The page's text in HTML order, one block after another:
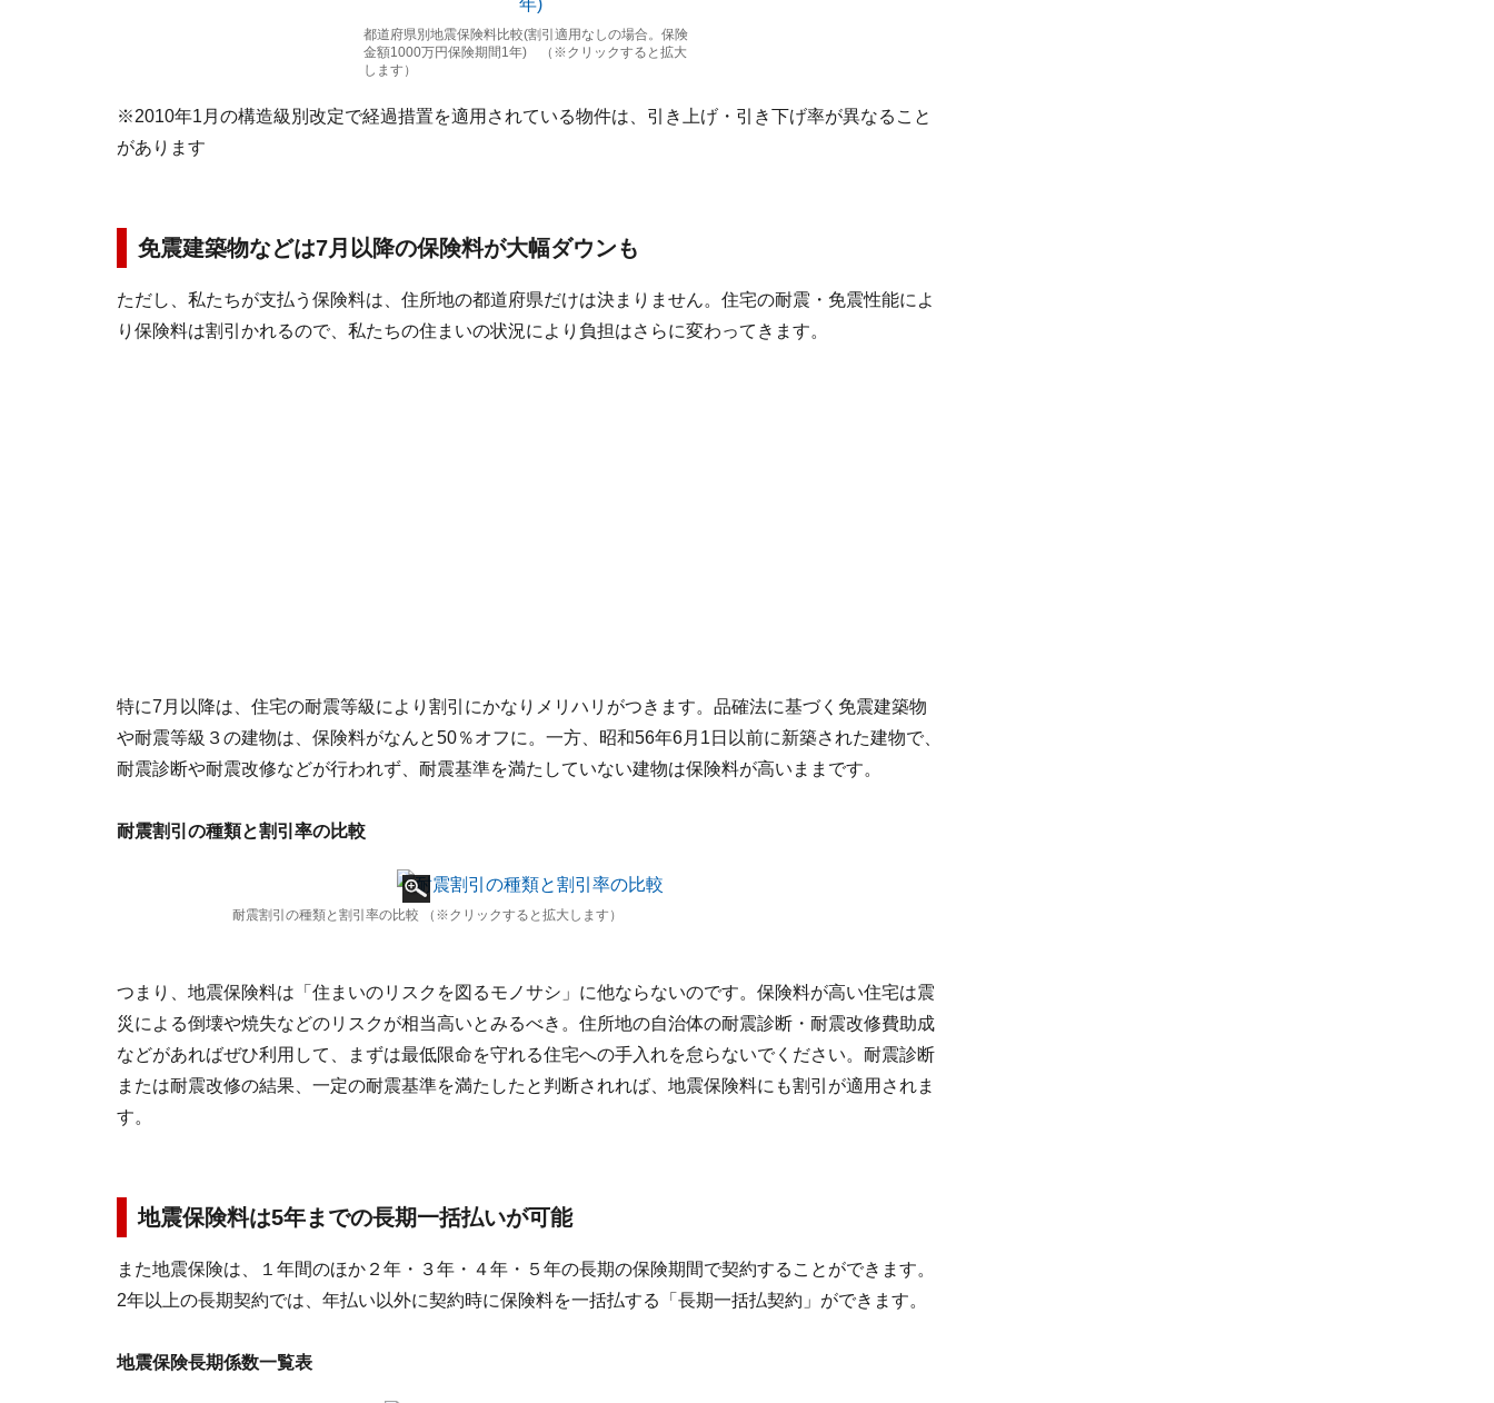
都道府県別地震保険料比較(割引適用なしの場合。保険
金額1000万円保険期間1年) （※クリックすると拡大
します）
※2010年1月の構造級別改定で経過措置を適用されている物件は、引き上げ・引き下げ率が異なること
があります
免震建築物などは7月以降の保険料が大幅ダウンも
ただし、私たちが支払う保険料は、住所地の都道府県だけは決まりません。住宅の耐震・免震性能によ
り保険料は割引かれるので、私たちの住まいの状況により負担はさらに変わってきます。
特に7月以降は、住宅の耐震等級により割引にかなりメリハリがつきます。品確法に基づく免震建築物
や耐震等級３の建物は、保険料がなんと50％オフに。一方、昭和56年6月1日以前に新築された建物で、
耐震診断や耐震改修などが行われず、耐震基準を満たしていない建物は保険料が高いままです。
耐震割引の種類と割引率の比較
耐震割引の種類と割引率の比較 （※クリックすると拡大します）
つまり、地震保険料は「住まいのリスクを図るモノサシ」に他ならないのです。保険料が高い住宅は震
災による倒壊や焼失などのリスクが相当高いとみるべき。住所地の自治体の耐震診断・耐震改修費助成
などがあればぜひ利用して、まずは最低限命を守れる住宅への手入れを怠らないでください。耐震診断
または耐震改修の結果、一定の耐震基準を満たしたと判断されれば、地震保険料にも割引が適用されま
す。
地震保険料は5年までの長期一括払いが可能
また地震保険は、１年間のほか２年・３年・４年・５年の長期の保険期間で契約することができます。
2年以上の長期契約では、年払い以外に契約時に保険料を一括払する「長期一括払契約」ができます。
地震保険長期係数一覧表